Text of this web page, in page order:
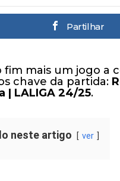
Partilhar
fim mais um jogo a
chave da partida:
| LALIGA 24/25.
neste artigo ver